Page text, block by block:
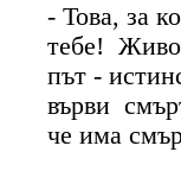
- Това, за
тебе!
път -
върви
че има